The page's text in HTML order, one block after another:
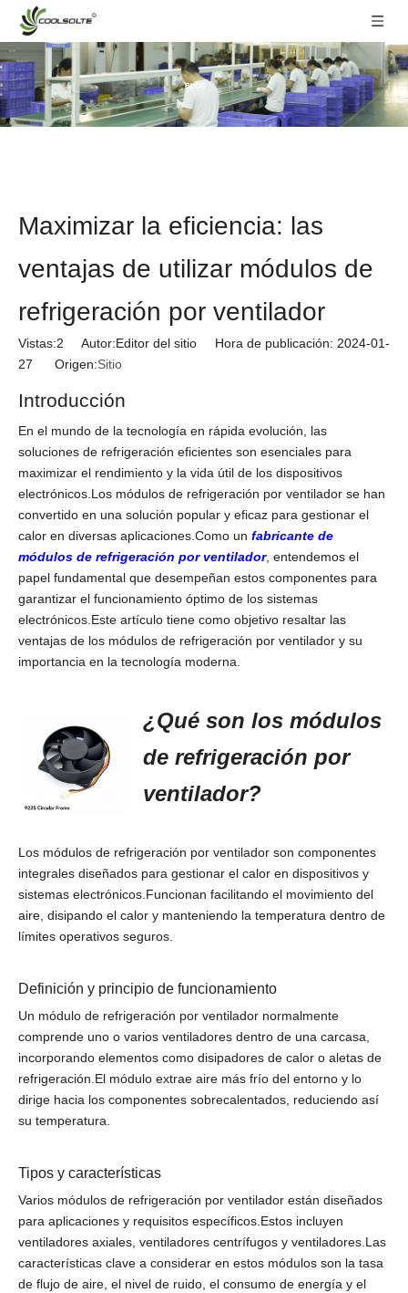
BLOG
Maximizar la eficiencia: las
ventajas de utilizar módulos de
refrigeración por ventilador
Vistas:2 Autor:Editor del sitio Hora de publicación: 2024-01-
27 Origen:Sitio
Introducción
En el mundo de la tecnología en rápida evolución, las
soluciones de refrigeración eficientes son esenciales para
maximizar el rendimiento y la vida útil de los dispositivos
electrónicos.Los módulos de refrigeración por ventilador se han
convertido en una solución popular y eficaz para gestionar el
calor en diversas aplicaciones.Como un fabricante de
módulos de refrigeración por ventilador, entendemos el
papel fundamental que desempeñan estos componentes para
garantizar el funcionamiento óptimo de los sistemas
electrónicos.Este artículo tiene como objetivo resaltar las
ventajas de los módulos de refrigeración por ventilador y su
importancia en la tecnología moderna.
¿Qué son los módulos
de refrigeración por
ventilador?
Los módulos de refrigeración por ventilador son componentes
integrales diseñados para gestionar el calor en dispositivos y
sistemas electrónicos.Funcionan facilitando el movimiento del
aire, disipando el calor y manteniendo la temperatura dentro de
límites operativos seguros.
Definición y principio de funcionamiento
Un módulo de refrigeración por ventilador normalmente
comprende uno o varios ventiladores dentro de una carcasa,
incorporando elementos como disipadores de calor o aletas de
refrigeración.El módulo extrae aire más frío del entorno y lo
dirige hacia los componentes sobrecalentados, reduciendo así
su temperatura.
Tipos y características
Varios módulos de refrigeración por ventilador están diseñados
para aplicaciones y requisitos específicos.Estos incluyen
ventiladores axiales, ventiladores centrífugos y ventiladores.Las
características clave a considerar en estos módulos son la tasa
de flujo de aire, el nivel de ruido, el consumo de energía y el